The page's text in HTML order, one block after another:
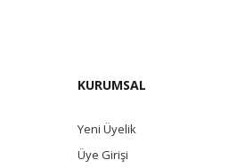
KURUMSAL
Yeni Üyelik
Üye Girişi